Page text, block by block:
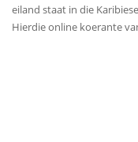
eiland staat in die
Hierdie online koerante